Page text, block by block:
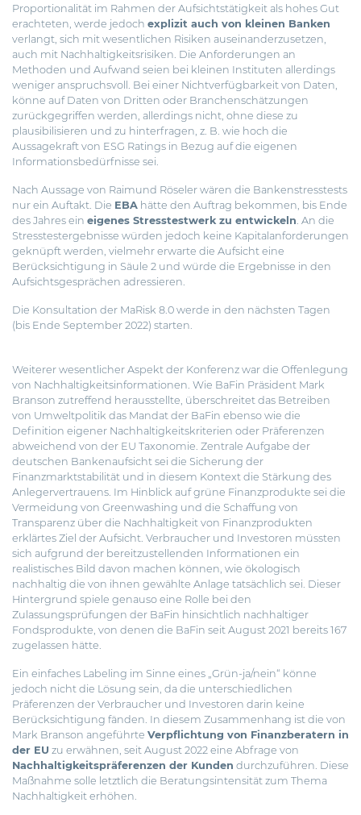
Proportionalität im Rahmen der Aufsichtstätigkeit als hohes Gut
erachteten, werde jedoch explizit auch von kleinen Banken
verlangt, sich mit wesentlichen Risiken auseinanderzusetzen,
auch mit Nachhaltigkeitsrisiken. Die Anforderungen an
Methoden und Aufwand seien bei kleinen Instituten allerdings
weniger anspruchsvoll. Bei einer Nichtverfügbarkeit von Daten,
könne auf Daten von Dritten oder Branchenschätzungen
zurückgegriffen werden, allerdings nicht, ohne diese zu
plausibilisieren und zu hinterfragen, z. B. wie hoch die
Aussagekraft von ESG Ratings in Bezug auf die eigenen
Informationsbedürfnisse sei.
Nach Aussage von Raimund Röseler wären die Bankenstresstests
nur ein Auftakt. Die EBA hätte den Auftrag bekommen, bis Ende
des Jahres ein eigenes Stresstestwerk zu entwickeln. An die
Stresstestergebnisse würden jedoch keine Kapitalanforderungen
geknüpft werden, vielmehr erwarte die Aufsicht eine
Berücksichtigung in Säule 2 und würde die Ergebnisse in den
Aufsichtsgesprächen adressieren.
Die Konsultation der MaRisk 8.0 werde in den nächsten Tagen
(bis Ende September 2022) starten.
Weiterer wesentlicher Aspekt der Konferenz war die Offenlegung
von Nachhaltigkeitsinformationen. Wie BaFin Präsident Mark
Branson zutreffend herausstellte, überschreitet das Betreiben
von Umweltpolitik das Mandat der BaFin ebenso wie die
Definition eigener Nachhaltigkeitskriterien oder Präferenzen
abweichend von der EU Taxonomie. Zentrale Aufgabe der
deutschen Bankenaufsicht sei die Sicherung der
Finanzmarktstabilität und in diesem Kontext die Stärkung des
Anlegervertrauens. Im Hinblick auf grüne Finanzprodukte sei die
Vermeidung von Greenwashing und die Schaffung von
Transparenz über die Nachhaltigkeit von Finanzprodukten
erklärtes Ziel der Aufsicht. Verbraucher und Investoren müssten
sich aufgrund der bereitzustellenden Informationen ein
realistisches Bild davon machen können, wie ökologisch
nachhaltig die von ihnen gewählte Anlage tatsächlich sei. Dieser
Hintergrund spiele genauso eine Rolle bei den
Zulassungsprüfungen der BaFin hinsichtlich nachhaltiger
Fondsprodukte, von denen die BaFin seit August 2021 bereits 167
zugelassen hätte.
Ein einfaches Labeling im Sinne eines „Grün-ja/nein“ könne
jedoch nicht die Lösung sein, da die unterschiedlichen
Präferenzen der Verbraucher und Investoren darin keine
Berücksichtigung fänden. In diesem Zusammenhang ist die von
Mark Branson angeführte Verpflichtung von Finanzberatern in
der EU zu erwähnen, seit August 2022 eine Abfrage von
Nachhaltigkeitspräferenzen der Kunden durchzuführen. Diese
Maßnahme solle letztlich die Beratungsintensität zum Thema
Nachhaltigkeit erhöhen.